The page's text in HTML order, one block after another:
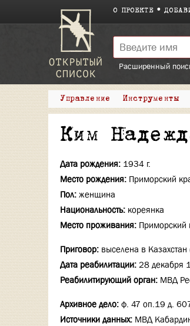
О ПРОЕКТЕ
Расширенный
Управление Инструменты
Ким
Дата рождения: 1934 г.
Место рождения: Приморский
Пол: женщина
Национальность: кореянка
Место проживания: Приморский
Приговор: выселена в
Дата реабилитации: 28 декабря
Реабилитирующий орган: МВД
Архивное дело: ф. 47 оп.19 д.
Источники данных: МВД